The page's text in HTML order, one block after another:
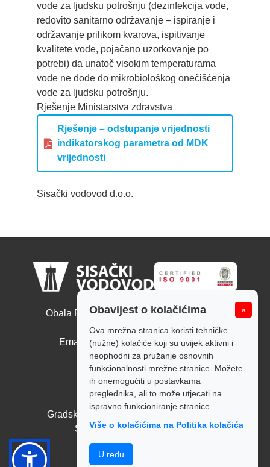
Obavijest o kolačićima ×
Ova mrežna stranica koristi tehničke
(nužne) kolačiće koji su uvijek aktivni i
neophodni za pružanje osnovnih
funkcionalnosti mrežne stranice. Možete
ih onemogućiti u postavkama
preglednika, ali to može utjecati na
ispravno funkcioniranje stranice.
Više o kolačićima na Politika kolačića
U redu
vode za ljudsku potrošnju (dezinfekcija vode,
redovito sanitarno održavanje – ispiranje i
održavanje prilikom kvarova, ispitivanje
kvalitete vode, pojačano uzorkovanje po
potrebi) da unatoč visokim temperaturama
vode ne dođe do mikrobiološkog onečišćenja
vode za ljudsku potrošnju.
Rješenje Ministarstva zdravstva
Rješenje – odstupanje vrijednosti
indikatorskog parametra od MDK
vrijednosti
Sisački vodovod d.o.o.
Obala Ruđera Boškovića 10, 44000 Sisak
Tel: +385 44 526 166
Email: tajnistvo@sisackivodovod.hr
Politika kolačića
Radno vrijeme:
Pon - Pet: 7:00 - 14:00
Gradska blagajna: Pon - Pet: 7:00 - 14:00
Subota i nedjelja: Zatvoreno
Politika privatnosti